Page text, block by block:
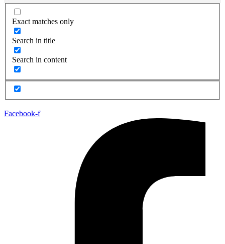
Exact matches only
Search in title
Search in content
Facebook-f